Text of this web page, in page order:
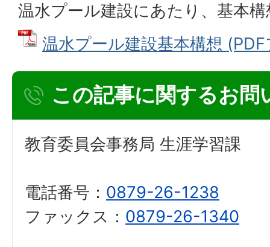
温水プール建設にあたり、基本
温水プール建設基本構想
この記事に関するお問
教育委員会事務局 生涯学習課
電話番号： 0879-26-1238
ファックス： 0879-26-1340